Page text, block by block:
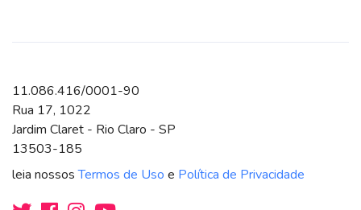
11.086.416/0001-90
Rua 17, 1022
Jardim Claret - Rio Claro - SP
13503-185
leia nossosTermos de Uso e Política de Privacidade